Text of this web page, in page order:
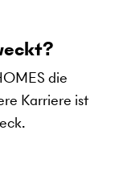
die
Karriere ist